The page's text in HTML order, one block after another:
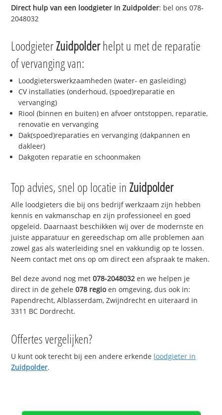
Direct hulp van een loodgieter inZuidpolder: bel ons 078-
2048032
LoodgieterZuidpolderhelpt u met de reparatie
of vervanging van:
Loodgieterswerkzaamheden (water- en gasleiding)
CV installaties (onderhoud, (spoed)reparatie en
vervanging)
Riool (binnen en buiten) en afvoer ontstoppen, reparatie,
renovatie en vervanging
Dak(spoed)reparaties en vervanging (dakpannen en
dakleer)
Dakgoten reparatie en schoonmaken
Top advies, snel op locatie inZuidpolder
Alle loodgieters die bij ons bedrijf werkzaam zijn hebben
kennis en vakmanschap en zijn professioneel en goed
opgeleid. Daarnaast beschikken wij over de modernste en
juiste apparatuur en gereedschap om alle problemen aan
zowel gas als waterleiding snel en vakkundig op te lossen.
Neem contact met ons op om direct een afspraak te maken.
Bel deze avond nog met078-2048032 en we helpen je
direct in de gehele078 regioen omgeving, dus ook in:
Papendrecht, Alblasserdam, Zwijndrecht en uiteraard in
3311 BC Dordrecht.
Offertes vergelijken?
U kunt ook terecht bij een andere erkende loodgieter in
Zuidpolder.